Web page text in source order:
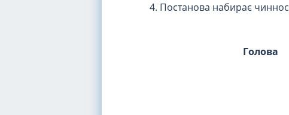
4. Постанова набирає
Голова